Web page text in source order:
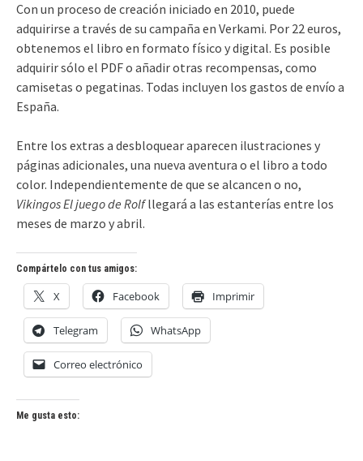
Con un proceso de creación iniciado en 2010, puede
adquirirse a través de su campaña en Verkami. Por 22 euros,
obtenemos el libro en formato físico y digital. Es posible
adquirir sólo el PDF o añadir otras recompensas, como
camisetas o pegatinas. Todas incluyen los gastos de envío a
España.
Entre los extras a desbloquear aparecen ilustraciones y
páginas adicionales, una nueva aventura o el libro a todo
color. Independientemente de que se alcancen o no,
Vikingos El juego de Rolfllegará a las estanterías entre los
meses de marzo y abril.
Compártelo con tus amigos:
X Facebook Imprimir
Telegram WhatsApp
Correo electrónico
Me gusta esto: